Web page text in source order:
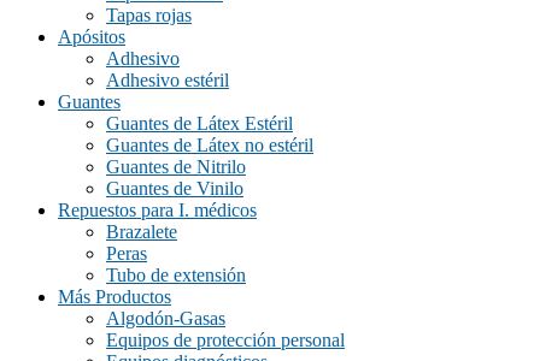
naranjo
natural(0)
negro
negro, morado, blanco, amarillo
negro/azul(0)
negro/azul, negro/rojo, negro/naranjo, negro/verde
negro/naranjo
negro/rojo(0)
negro/verde(0)
Tapas rojas
Apósitos
Adhesivo
Adhesivo estéril
Guantes
Guantes de Látex Estéril
Guantes de Látex no estéril
Guantes de Nitrilo
Guantes de Vinilo
Repuestos para I. médicos
Brazalete
Peras
Tubo de extensión
Más Productos
Algodón-Gasas
Equipos de protección personal